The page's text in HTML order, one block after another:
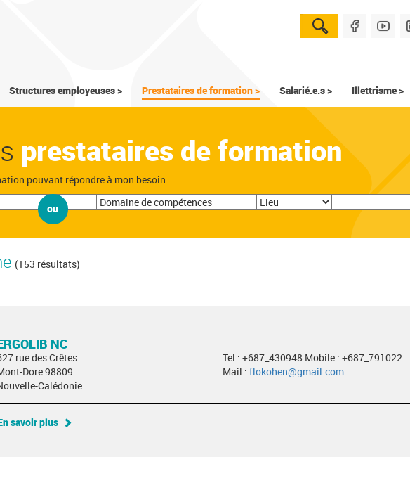
Structures employeuses > Prestataires de formation > Salarié.e.s > Illettrisme >
prestataires de formation
pouvant répondre à mon besoin
ou
(153 résultats)
NC
rue des Crêtes
Dore 98809
Calédonie
Tel : +687_430948 Mobile : +687_791022
Mail : flokohen@gmail.com
savoir plus